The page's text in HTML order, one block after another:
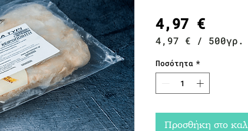
4,97 €Τιμή
4,97 € / 500γρ.
ανά
500
Γραμμάρια
Ποσότητα *
Προσθήκη στο